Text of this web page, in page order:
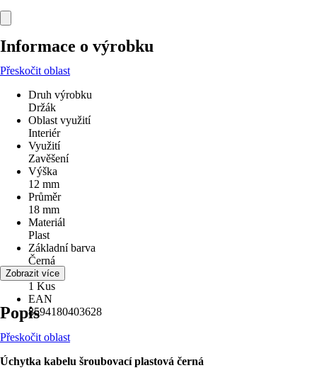
Informace o výrobku
Přeskočit oblast
Druh výrobku
Držák
Oblast využití
Interiér
Využití
Zavěšení
Výška
12 mm
Průměr
18 mm
Materiál
Plast
Základní barva
Černá
Obsah
1 Kus
EAN
8594180403628
Zobrazit více
Popis
Přeskočit oblast
Úchytka kabelu šroubovací plastová černá